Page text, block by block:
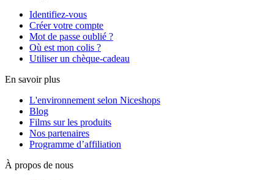
Identifiez-vous
Créer votre compte
Mot de passe oublié ?
Où est mon colis ?
Utiliser un chèque-cadeau
En savoir plus
L'environnement selon Niceshops
Blog
Films sur les produits
Nos partenaires
Programme d’affiliation
À propos de nous